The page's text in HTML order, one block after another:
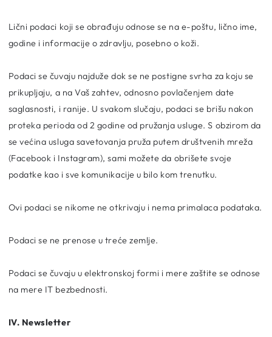
Lični podaci koji se obrađuju odnose se na e-poštu, lično ime,
godine i informacije o zdravlju, posebno o koži.
Podaci se čuvaju najduže dok se ne postigne svrha za koju se
prikupljaju, a na Vaš zahtev, odnosno povlačenjem date
saglasnosti, i ranije. U svakom slučaju, podaci se brišu nakon
proteka perioda od 2 godine od pružanja usluge. S obzirom da
se većina usluga savetovanja pruža putem društvenih mreža
(Facebook i Instagram), sami možete da obrišete svoje
podatke kao i sve komunikacije u bilo kom trenutku.
Ovi podaci se nikome ne otkrivaju i nema primalaca podataka.
Podaci se ne prenose u treće zemlje.
Podaci se čuvaju u elektronskoj formi i mere zaštite se odnose
na mere IT bezbednosti.
IV. Newsletter